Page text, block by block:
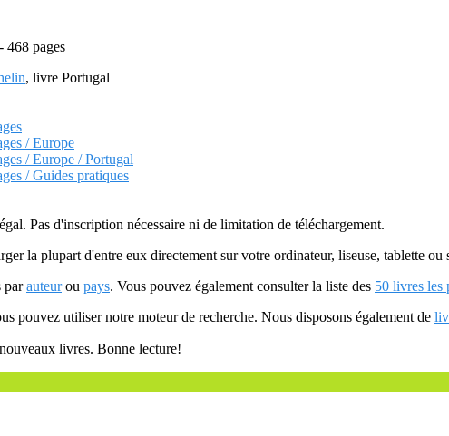
468 pages
, livre Portugal
/ Europe
/ Europe / Portugal
/ Guides pratiques
Pas d'inscription nécessaire ni de limitation de téléchargement.
la plupart d'entre eux directement sur votre ordinateur, liseuse, tablette ou
parauteurou pays. Vous pouvez également consulter la liste des 50 livres les
pouvez utiliser notre moteur de recherche. Nous disposons également de
livres. Bonne lecture!